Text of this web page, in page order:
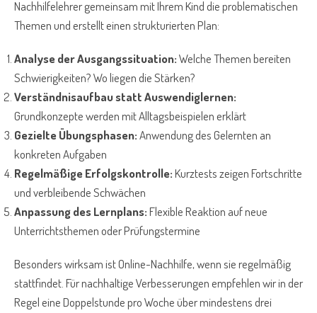
Nachhilfelehrer gemeinsam mit Ihrem Kind die problematischen
Themen und erstellt einen strukturierten Plan:
Analyse der Ausgangssituation:Welche Themen bereiten
Schwierigkeiten? Wo liegen die Stärken?
Verständnisaufbau statt Auswendiglernen:
Grundkonzepte werden mit Alltagsbeispielen erklärt
Gezielte Übungsphasen:Anwendung des Gelernten an
konkreten Aufgaben
Regelmäßige Erfolgskontrolle:Kurztests zeigen Fortschritte
und verbleibende Schwächen
Anpassung des Lernplans:Flexible Reaktion auf neue
Unterrichtsthemen oder Prüfungstermine
Besonders wirksam ist Online-Nachhilfe, wenn sie regelmäßig
stattfindet. Für nachhaltige Verbesserungen empfehlen wir in der
Regel eine Doppelstunde pro Woche über mindestens drei